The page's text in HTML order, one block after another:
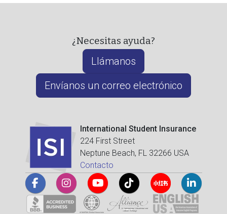
¿Necesitas ayuda?
Llámanos
Envíanos un correo electrónico
International Student Insurance
224 First Street
Neptune Beach, FL 32266 USA
Contacto